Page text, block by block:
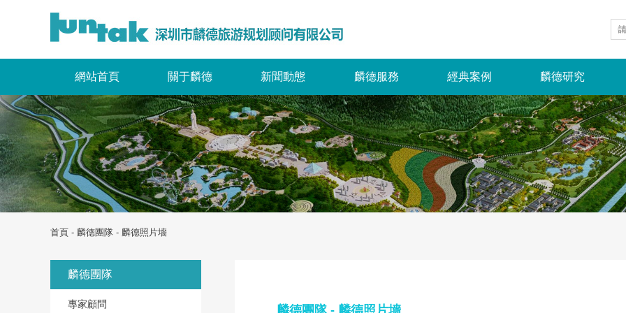
網站首頁 關于麟德 新聞動態 麟德服務 經典案例 麟德研究
首頁 - 麟德團隊 - 麟德照片墻
麟德團隊
專家顧問 麟德團隊 - 麟德照片墻